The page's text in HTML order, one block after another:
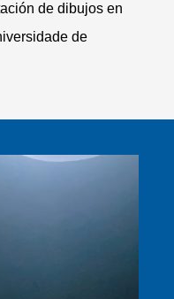
de dibujos en
de